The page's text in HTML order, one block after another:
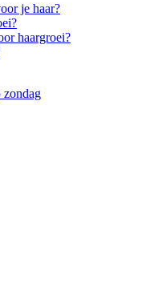
je haar?
haargroei?
zondag